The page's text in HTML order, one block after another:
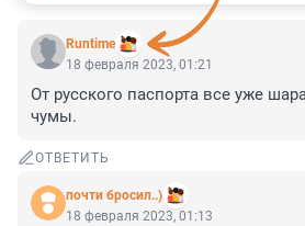
Runtime
18 февраля 2023, 01:21
От русского паспорта все уже
чумы.
ОТВЕТИТЬ
почти бросил..)
18 февраля 2023, 01:13